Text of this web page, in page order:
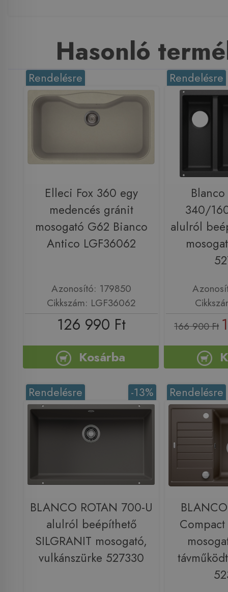
Hasonló
Rendelésre
Elleci Fox 360 egy
medencés gránit
mosogató G62 Bianco
Antico LGF36062
Azonosító: 179850
Cikkszám: LGF36062
126 990 Ft
Kosárba
Rendelésre
340/
alulról
166 900 Ft
-13%
Rendelésre
BLANCO ROTAN 700-U
alulról beépíthető
SILGRANIT mosogató,
vulkánszürke 527330
Rendelésre
Compact